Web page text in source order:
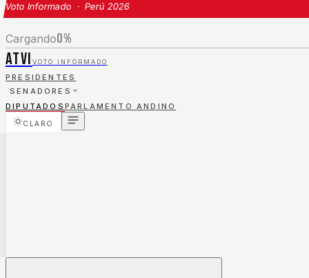
Voto Informado · Perú 2026
Cargando0%
ATVI VOTO INFORMADO
PRESIDENTES
SENADORES
DIPUTADOS PARLAMENTO ANDINO
CLARO